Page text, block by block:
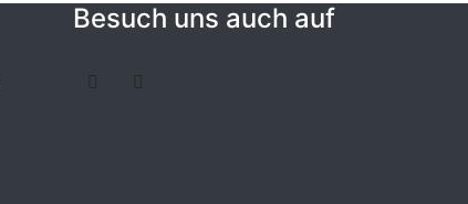
Besuch uns auch auf